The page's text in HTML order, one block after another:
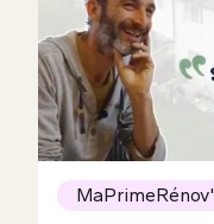
MaPrimeRénov'